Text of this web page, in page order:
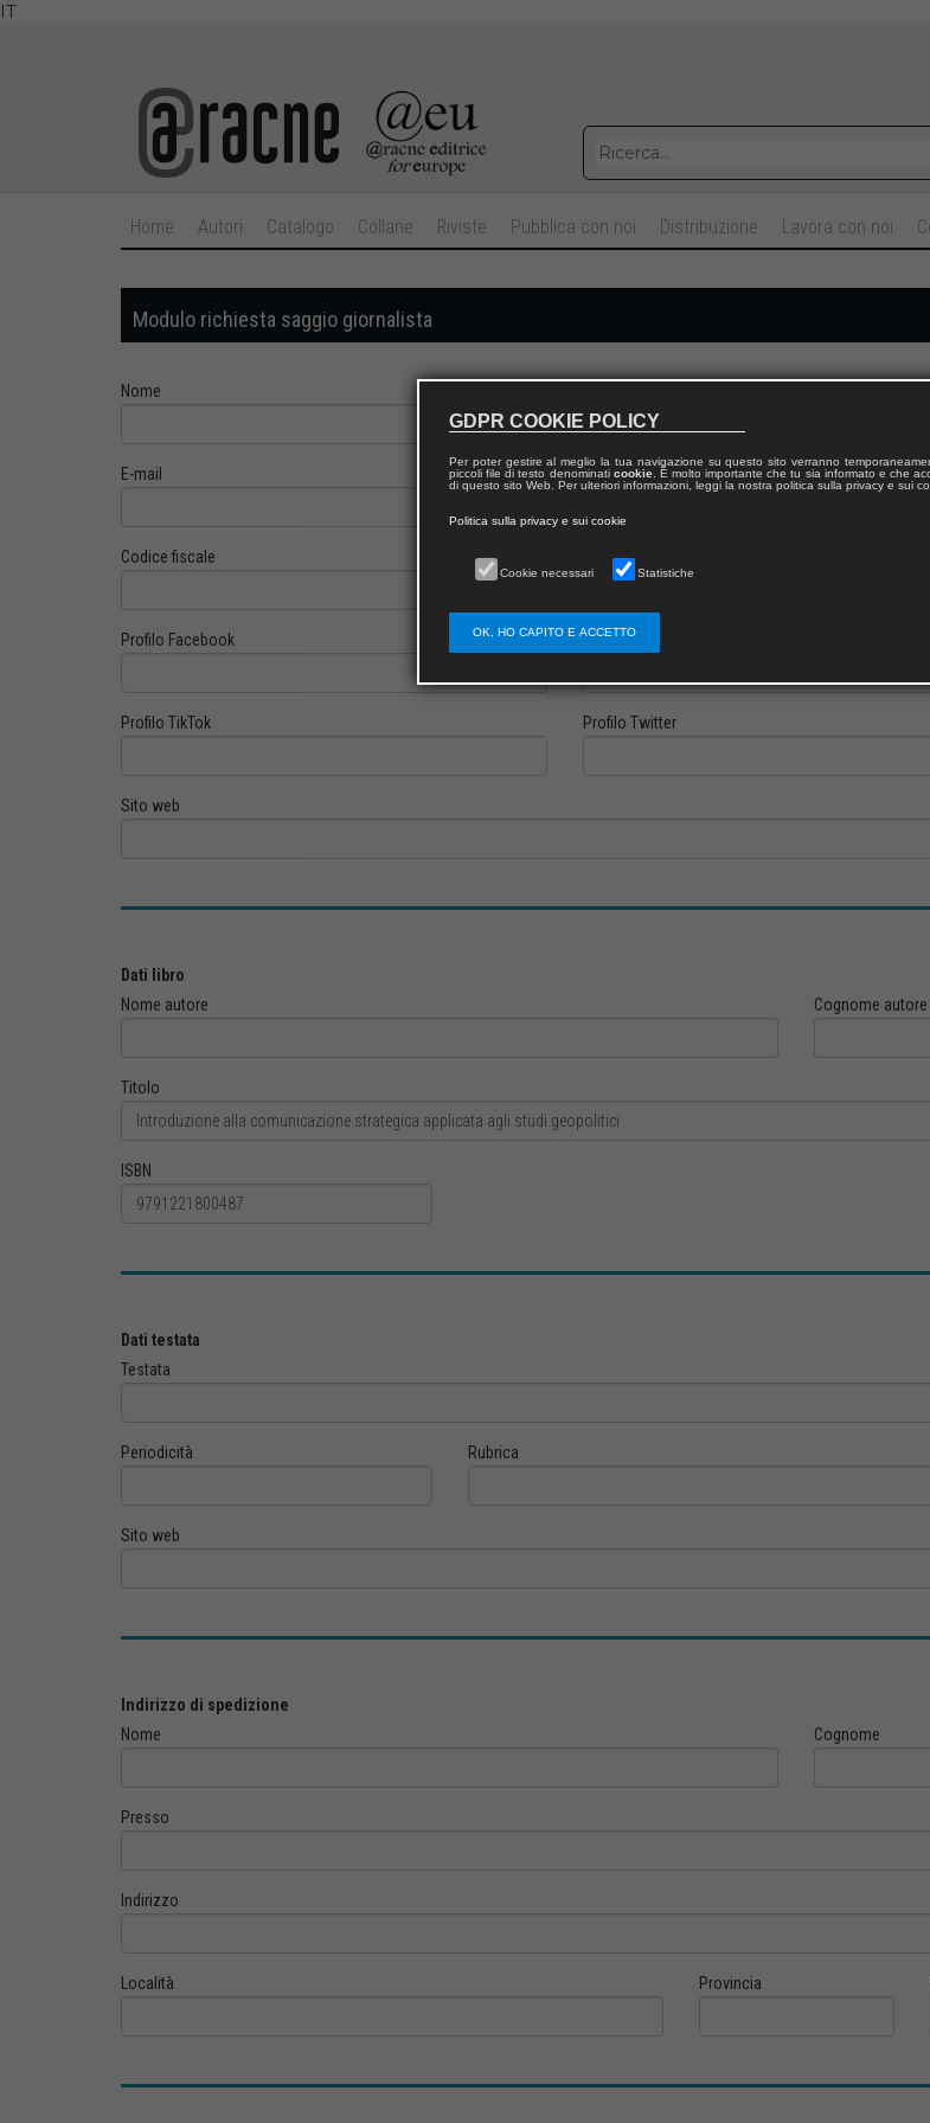
IT
Home Autori Catalogo Collane Riviste Pubblica con noi Distribuzione Lavora con noi
Modulo richiesta saggio giornalista
Nome
E-mail Telefono fisso
Codice fiscale
Profilo Facebook Profilo Instagram
Profilo TikTok Profilo Twitter
Sito web
Dati libro
Nome autore
Cognome autore
Titolo
ISBN
Dati testata
Testata
Periodicità Rubrica
Sito web
Indirizzo di spedizione
Nome
Cognome
Presso
Indirizzo
Località Provincia
GDPR COOKIE POLICY
Per poter gestire al meglio la tua navigazione su questo sito verranno
piccoli file di testo denominati cookie. È molto importante che tu sia informato e che
di questo sito Web. Per ulteriori informazioni, leggi la nostra politica sulla privacy e sui
Politica sulla privacy e sui cookie
Cookie necessari Statistiche
OK, HO CAPITO E ACCETTO